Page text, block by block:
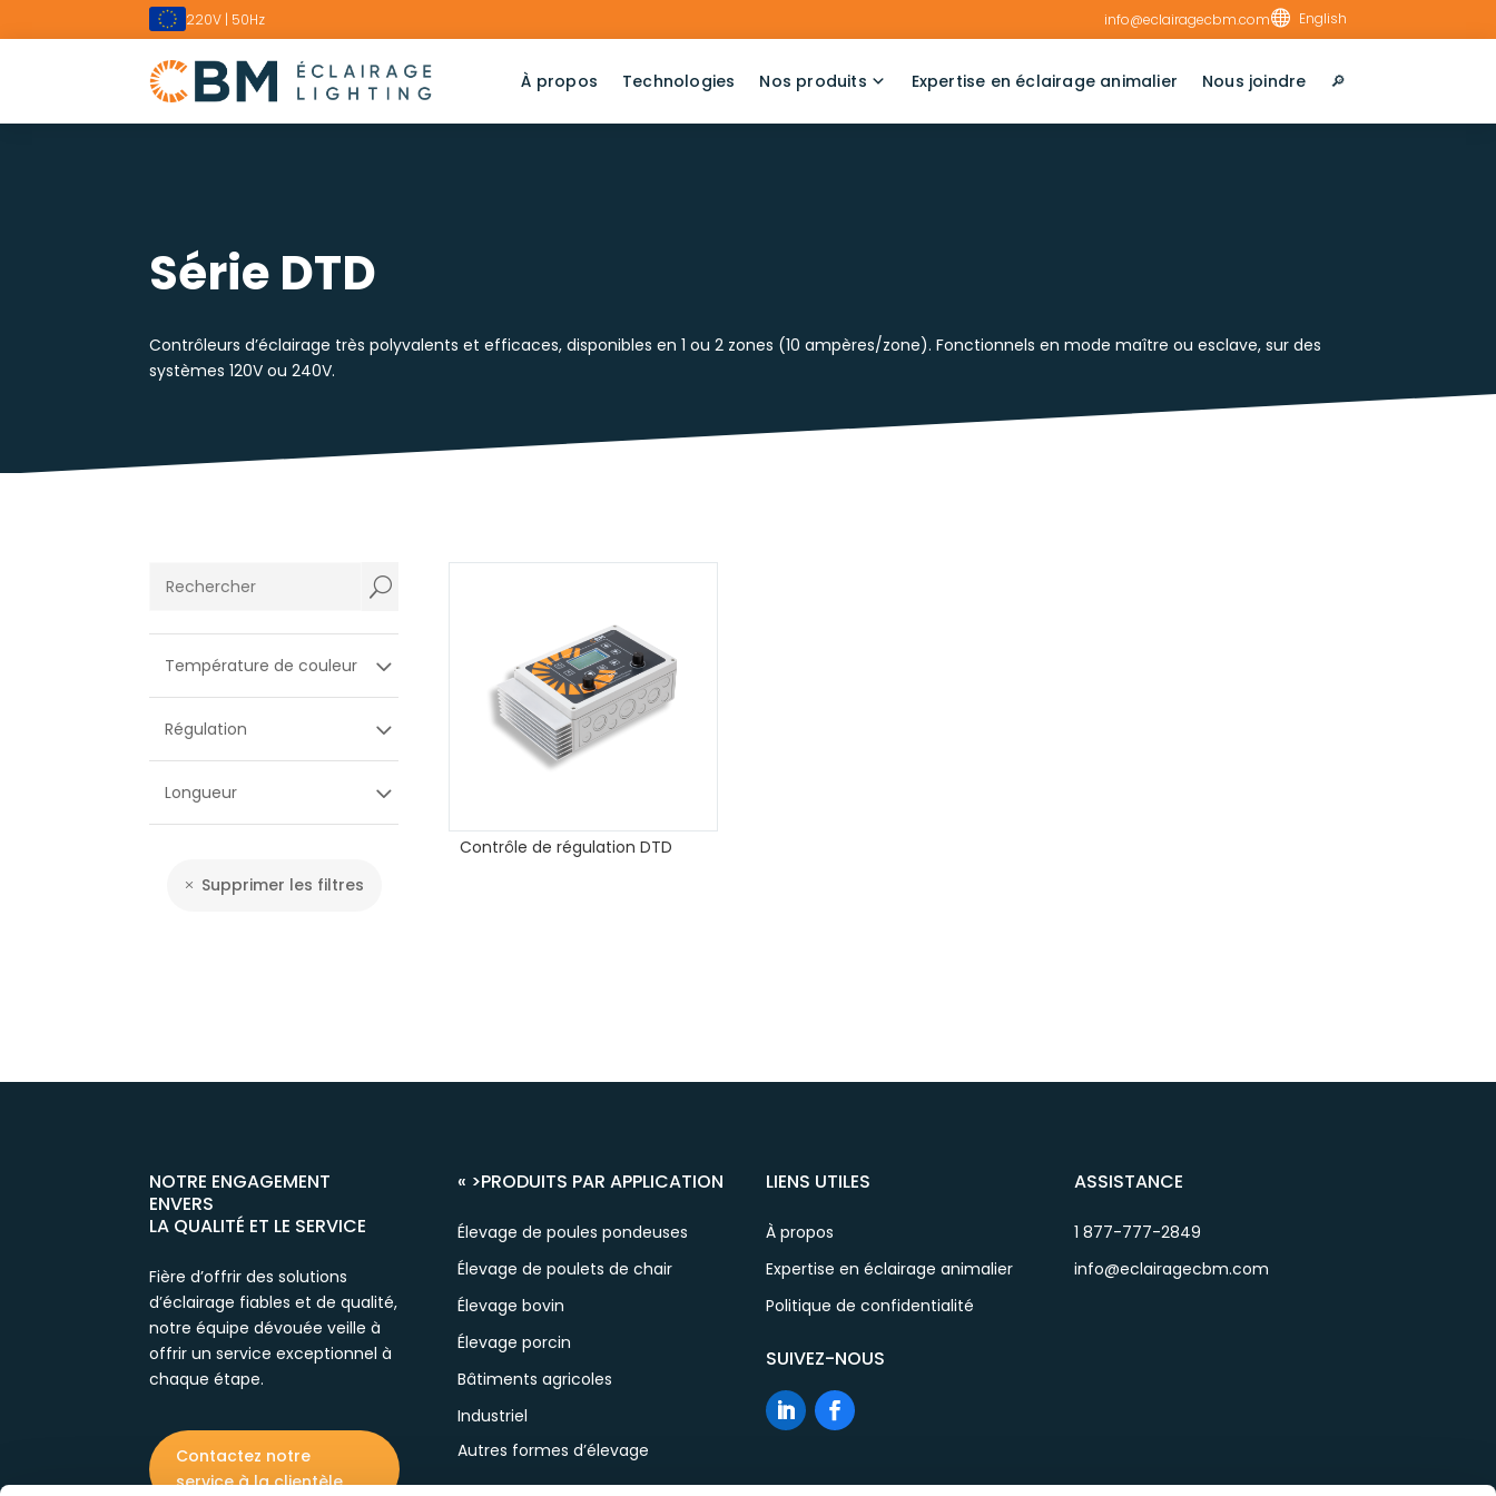
220V | 50Hz info@eclairagecbm.com English
À propos Technologies Nos produits Expertise en éclairage animalier Nous joindre 🔎︎
Série DTD
Contrôleurs d’éclairage très polyvalents et efficaces, disponibles en 1 ou 2 zones (10 ampères/zone). Fonctionnels en mode maître ou esclave, sur des
systèmes 120V ou 240V.
U
Température de couleur
Régulation
Longueur
Supprimer les filtres
Contrôle de régulation DTD
NOTRE ENGAGEMENT
ENVERS
LA QUALITÉ ET LE SERVICE
Fière d’offrir des solutions
d’éclairage fiables et de qualité,
notre équipe dévouée veille à
offrir un service exceptionnel à
chaque étape.
Contactez notre
service à la clientèle
« >PRODUITS PAR APPLICATION
Élevage de poules pondeuses
Élevage de poulets de chair
Élevage bovin
Élevage porcin
Bâtiments agricoles
Industriel
Autres formes d’élevage
LIENS UTILES
À propos
Expertise en éclairage animalier
Politique de confidentialité
SUIVEZ-NOUS
ASSISTANCE
1 877-777-2849
info@eclairagecbm.com